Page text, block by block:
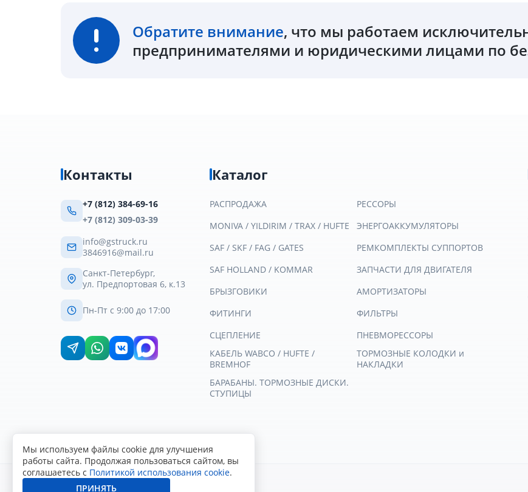
Обратите внимание, что мы работаем
предпринимателями и юридическими лицами по
Контакты
+7 (812) 384-69-16
+7 (812) 309-03-39
info@gstruck.ru
3846916@mail.ru
Санкт-Петербург,
ул. Предпортовая 6, к.13
Пн-Пт с 9:00 до 17:00
Каталог
РАСПРОДАЖА
MONIVA / YILDIRIM / TRAX / HUFTE
SAF / SKF / FAG / GATES
SAF HOLLAND / KOMMAR
БРЫЗГОВИКИ
ФИТИНГИ
СЦЕПЛЕНИЕ
КАБЕЛЬ WABCO / HUFTE /
BREMHOF
БАРАБАНЫ. ТОРМОЗНЫЕ ДИСКИ.
СТУПИЦЫ
РЕССОРЫ
ЭНЕРГОАККУМУЛЯТОРЫ
РЕМКОМПЛЕКТЫ СУППОРТОВ
ЗАПЧАСТИ ДЛЯ ДВИГАТЕЛЯ
АМОРТИЗАТОРЫ
ФИЛЬТРЫ
ПНЕВМОРЕССОРЫ
ТОРМОЗНЫЕ КОЛОДКИ и
НАКЛАДКИ
Мы используем файлы cookie для улучшения
работы сайта. Продолжая пользоваться сайтом, вы
соглашаетесь с Политикой использования cookie.
ПРИНЯТЬ